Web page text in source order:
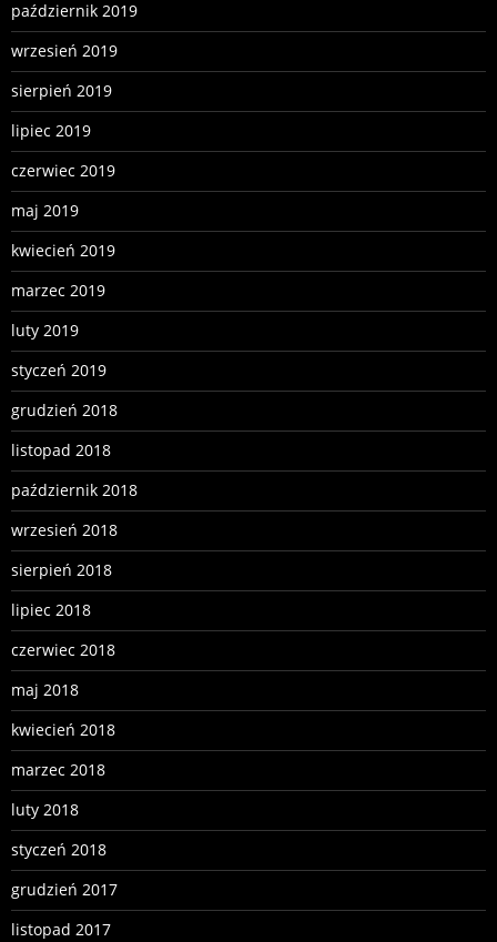
październik 2019
wrzesień 2019
sierpień 2019
lipiec 2019
czerwiec 2019
maj 2019
kwiecień 2019
marzec 2019
luty 2019
styczeń 2019
grudzień 2018
listopad 2018
październik 2018
wrzesień 2018
sierpień 2018
lipiec 2018
czerwiec 2018
maj 2018
kwiecień 2018
marzec 2018
luty 2018
styczeń 2018
grudzień 2017
listopad 2017